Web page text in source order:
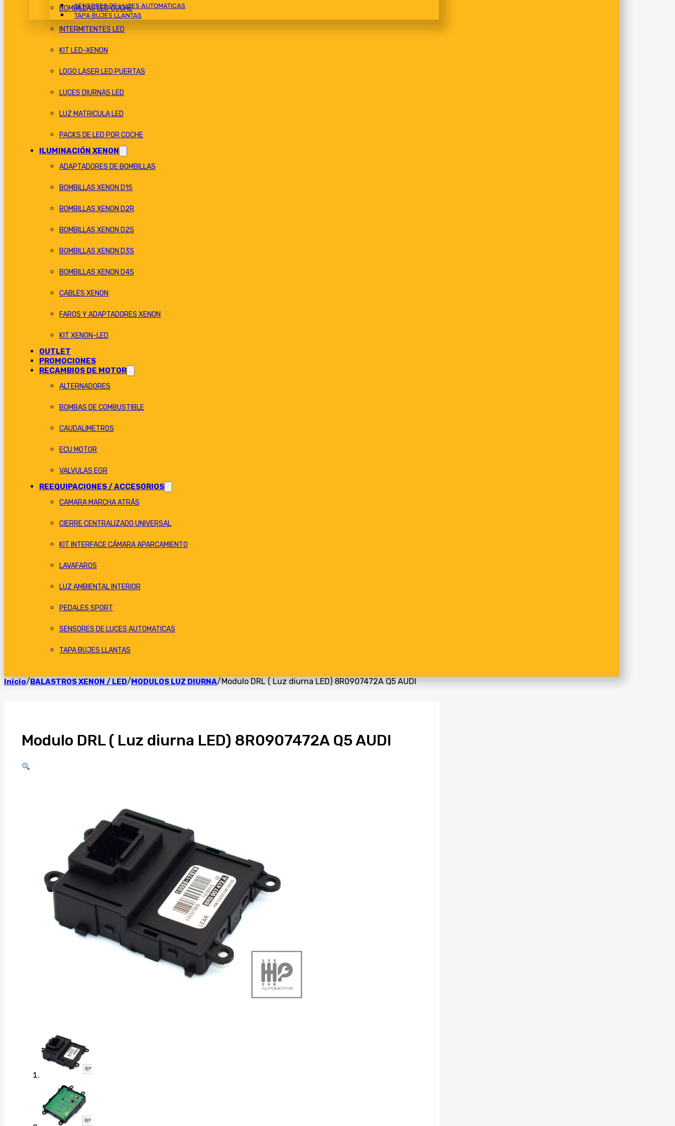
SENSORES DE LUCES AUTOMATICAS
TAPA BUJES LLANTAS
BOMBILLAS LED COCHE
INTERMITENTES LED
KIT LED-XENON
LOGO LASER LED PUERTAS
LUCES DIURNAS LED
LUZ MATRICULA LED
PACKS DE LED POR COCHE
ILUMINACIÓN XENON
ADAPTADORES DE BOMBILLAS
BOMBILLAS XENON D1S
BOMBILLAS XENON D2R
BOMBILLAS XENON D2S
BOMBILLAS XENON D3S
BOMBILLAS XENON D4S
CABLES XENON
FAROS Y ADAPTADORES XENON
KIT XENON-LED
OUTLET
PROMOCIONES
RECAMBIOS DE MOTOR
ALTERNADORES
BOMBAS DE COMBUSTIBLE
CAUDALIMETROS
ECU MOTOR
VALVULAS EGR
REEQUIPACIONES / ACCESORIOS
CAMARA MARCHA ATRÁS
CIERRE CENTRALIZADO UNIVERSAL
KIT INTERFACE CÁMARA APARCAMIENTO
LAVAFAROS
LUZ AMBIENTAL INTERIOR
PEDALES SPORT
SENSORES DE LUCES AUTOMATICAS
TAPA BUJES LLANTAS
Inicio/BALASTROS XENON / LED/MODULOS LUZ DIURNA/Modulo DRL ( Luz diurna LED) 8R0907472A Q5 AUDI
Modulo DRL ( Luz diurna LED) 8R0907472A Q5 AUDI